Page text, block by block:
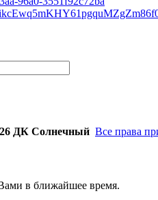
ДК Солнечный Все права
в ближайшее время.